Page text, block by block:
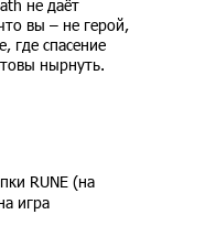
не даёт
вы – не герой,
где спасение
нырнуть.
RUNE (на
игра